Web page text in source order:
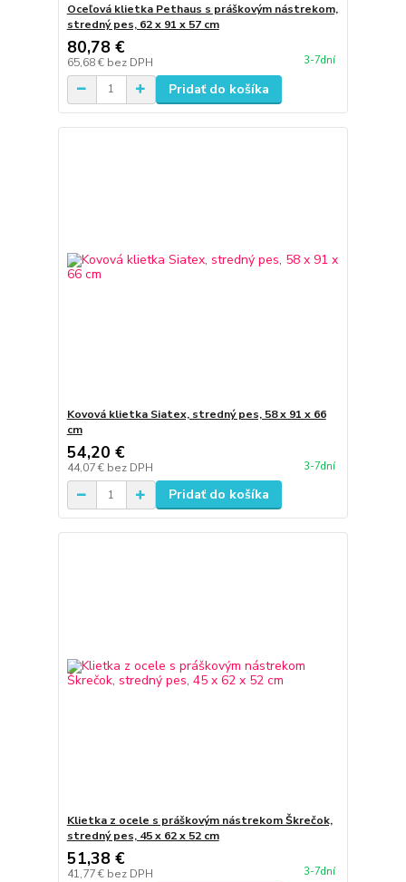
Oceľová klietka Pethaus s práškovým nástrekom,
stredný pes, 62 x 91 x 57 cm
80,78 €
65,68 € bez DPH 3-7dní
Pridať do košíka
Kovová klietka Siatex, stredný pes, 58 x 91 x 66
cm
54,20 €
44,07 € bez DPH 3-7dní
Pridať do košíka
Klietka z ocele s práškovým nástrekom Škrečok,
stredný pes, 45 x 62 x 52 cm
51,38 €
41,77 € bez DPH 3-7dní